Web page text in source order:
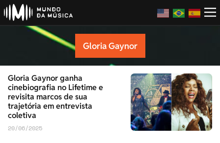
Gloria Gaynor
Gloria Gaynor ganha
cinebiografia no Lifetime e
revisita marcos de sua
trajetória em entrevista
coletiva
20/06/2025